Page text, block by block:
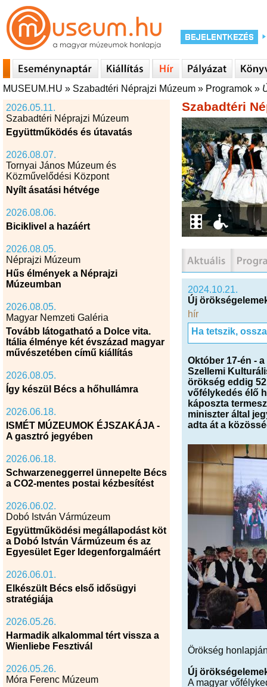
MUSEUM.HU » Szabadtéri Néprajzi Múzeum » Programok »
2026.05.11.
Szabadtéri Néprajzi Múzeum
Együttműködés és útavatás
2026.08.07.
Tornyai János Múzeum és
Közművelődési Központ
Nyílt ásatási hétvége
2026.08.06.
Biciklivel a hazáért
2026.08.05.
Néprajzi Múzeum
Hűs élmények a Néprajzi
Múzeumban
2026.08.05.
Magyar Nemzeti Galéria
Tovább látogatható a Dolce vita.
Itália élménye két évszázad magyar
művészetében című kiállítás
2026.08.05.
Így készül Bécs a hőhullámra
2026.06.18.
ISMÉT MÚZEUMOK ÉJSZAKÁJA -
A gasztró jegyében
2026.06.18.
Schwarzeneggerrel ünnepelte Bécs
a CO2-mentes postai kézbesítést
2026.06.02.
Dobó István Vármúzeum
Együttműködési megállapodást köt
a Dobó István Vármúzeum és az
Egyesület Eger Idegenforgalmáért
2026.06.01.
Elkészült Bécs első idősügyi
stratégiája
2026.05.26.
Harmadik alkalommal tért vissza a
Wienliebe Fesztivál
2026.05.26.
Móra Ferenc Múzeum
Szabadtéri
2024.10.21.
Új
hír
Ha tetszik,
Október 17-én -
Szellemi
örökség eddig
vőfélykedés élő
káposzta
miniszter által
adta át a
Örökség
Új
A magyar